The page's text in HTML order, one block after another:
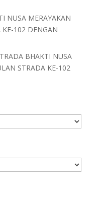
NUSA MERAYAKAN
102 DENGAN
BHAKTI NUSA
STRADA KE-102